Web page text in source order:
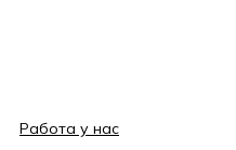
Работа у нас